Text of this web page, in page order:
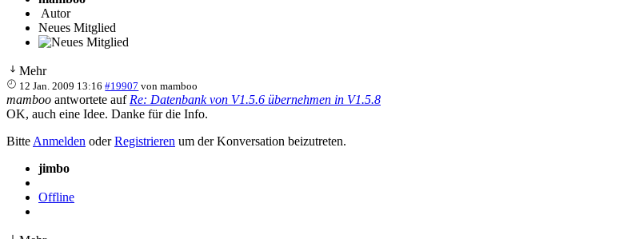
Autor
Neues Mitglied
Mehr
12 Jan. 2009 13:16 #19907 vonmamboo
mamboo antwortete auf Re: Datenbank von V1.5.6 übernehmen in V1.5.8
OK, auch eine Idee. Danke für die Info.
Bitte Anmelden oderRegistrieren um der Konversation beizutreten.
jimbo
Offline